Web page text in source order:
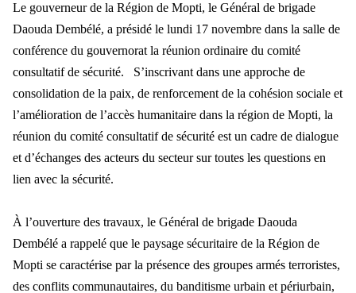
Le gouverneur de la Région de Mopti, le Général de brigade
Daouda Dembélé, a présidé le lundi 17 novembre dans la salle de
conférence du gouvernorat la réunion ordinaire du comité
consultatif de sécurité. S’inscrivant dans une approche de
consolidation de la paix, de renforcement de la cohésion sociale et
l’amélioration de l’accès humanitaire dans la région de Mopti, la
réunion du comité consultatif de sécurité est un cadre de dialogue
et d’échanges des acteurs du secteur sur toutes les questions en
lien avec la sécurité.
À l’ouverture des travaux, le Général de brigade Daouda
Dembélé a rappelé que le paysage sécuritaire de la Région de
Mopti se caractérise par la présence des groupes armés terroristes,
des conflits communautaires, du banditisme urbain et périurbain,